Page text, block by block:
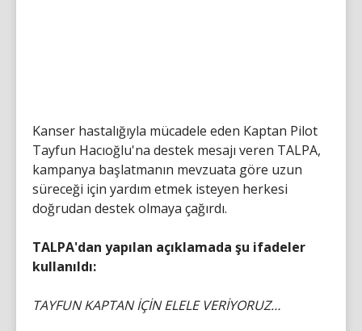
Kanser hastalığıyla mücadele eden Kaptan Pilot
Tayfun Hacıoğlu'na destek mesajı veren TALPA,
kampanya başlatmanın mevzuata göre uzun
süreceği için yardım etmek isteyen herkesi
doğrudan destek olmaya çağırdı.
TALPA'dan yapılan açıklamada şu ifadeler
kullanıldı:
TAYFUN KAPTAN İÇİN ELELE VERİYORUZ…